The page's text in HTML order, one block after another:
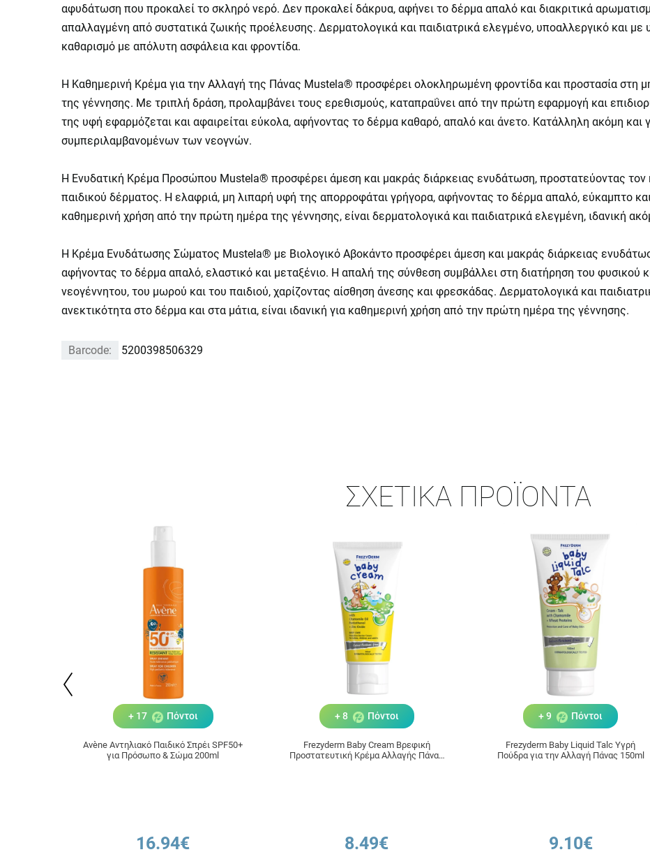
αφυδάτωση που προκαλεί το σκληρό νερό. Δεν προκαλεί δάκρυα, αφήνει το δέρμα απαλό και διακριτικά
απαλλαγμένη από συστατικά ζωικής προέλευσης. Δερματολογικά και παιδιατρικά ελεγμένο, υποαλλεργικό και
καθαρισμό με απόλυτη ασφάλεια και φροντίδα.
Η Καθημερινή Κρέμα για την Αλλαγή της Πάνας Mustela® προσφέρει ολοκληρωμένη φροντίδα και προστασία στη
της γέννησης. Με τριπλή δράση, προλαμβάνει τους ερεθισμούς, καταπραΰνει από την πρώτη εφαρμογή και
της υφή εφαρμόζεται και αφαιρείται εύκολα, αφήνοντας το δέρμα καθαρό, απαλό και άνετο. Κατάλληλη ακόμη και
συμπεριλαμβανομένων των νεογνών.
Η Ενυδατική Κρέμα Προσώπου Mustela® προσφέρει άμεση και μακράς διάρκειας ενυδάτωση, προστατεύοντας τον
παιδικού δέρματος. Η ελαφριά, μη λιπαρή υφή της απορροφάται γρήγορα, αφήνοντας το δέρμα απαλό, εύκαμπτο
καθημερινή χρήση από την πρώτη ημέρα της γέννησης, είναι δερματολογικά και παιδιατρικά ελεγμένη, ιδανική
Η Κρέμα Ενυδάτωσης Σώματος Mustela® με Βιολογικό Αβοκάντο προσφέρει άμεση και μακράς διάρκειας
αφήνοντας το δέρμα απαλό, ελαστικό και μεταξένιο. Η απαλή της σύνθεση συμβάλλει στη διατήρηση του φυσικού
νεογέννητου, του μωρού και του παιδιού, χαρίζοντας αίσθηση άνεσης και φρεσκάδας. Δερματολογικά και
ανεκτικότητα στο δέρμα και στα μάτια, είναι ιδανική για καθημερινή χρήση από την πρώτη ημέρα της γέννησης.
Barcode: 5200398506329
ΣΧΕΤΙΚΆ ΠΡΟΪΌΝΤΑ
+ 17 Πόντοι
Avène Αντηλιακό Παιδικό Σπρέι SPF50+
για Πρόσωπο & Σώμα 200ml
16.94€
+ 8 Πόντοι
Frezyderm Baby Cream Βρεφική
Προστατευτική Κρέμα Αλλαγής Πάνας
8.49€
+ 9 Πόντοι
Frezyderm Baby Liquid Talc Υγρή
Πούδρα για την Αλλαγή Πάνας 150ml
9.10€